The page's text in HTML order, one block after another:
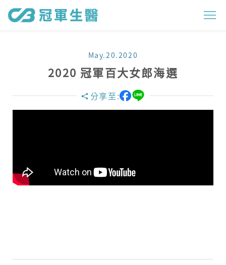
2
0
軍
女
郎
May.20.2020
2020 冠軍百大女郎海選
分享至: